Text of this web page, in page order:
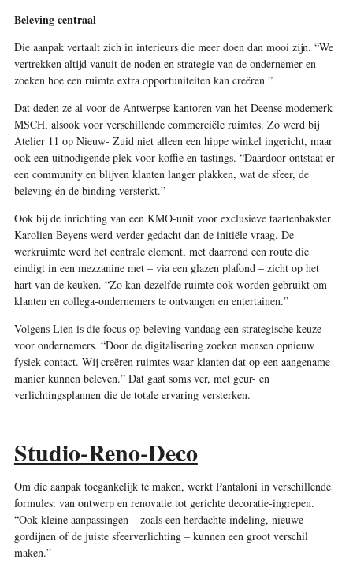
Beleving centraal
Die aanpak vertaalt zich in interieurs die meer doen dan mooi zijn. “We
vertrekken altijd vanuit de noden en strategie van de ondernemer en
zoeken hoe een ruimte extra opportuniteiten kan creëren.”
Dat deden ze al voor de Antwerpse kantoren van het Deense modemerk
MSCH, alsook voor verschillende commerciële ruimtes. Zo werd bij
Atelier 11 op Nieuw- Zuid niet alleen een hippe winkel ingericht, maar
ook een uitnodigende plek voor koffie en tastings. “Daardoor ontstaat er
een community en blijven klanten langer plakken, wat de sfeer, de
beleving én de binding versterkt.”
Ook bij de inrichting van een KMO-unit voor exclusieve taartenbakster
Karolien Beyens werd verder gedacht dan de initiële vraag. De
werkruimte werd het centrale element, met daarrond een route die
eindigt in een mezzanine met – via een glazen plafond – zicht op het
hart van de keuken. “Zo kan dezelfde ruimte ook worden gebruikt om
klanten en collega-ondernemers te ontvangen en entertainen.”
Volgens Lien is die focus op beleving vandaag een strategische keuze
voor ondernemers. “Door de digitalisering zoeken mensen opnieuw
fysiek contact. Wij creëren ruimtes waar klanten dat op een aangename
manier kunnen beleven.” Dat gaat soms ver, met geur- en
verlichtingsplannen die de totale ervaring versterken.
Studio-Reno-Deco
Om die aanpak toegankelijk te maken, werkt Pantaloni in verschillende
formules: van ontwerp en renovatie tot gerichte decoratie-ingrepen.
“Ook kleine aanpassingen – zoals een herdachte indeling, nieuwe
gordijnen of de juiste sfeerverlichting – kunnen een groot verschil
maken.”